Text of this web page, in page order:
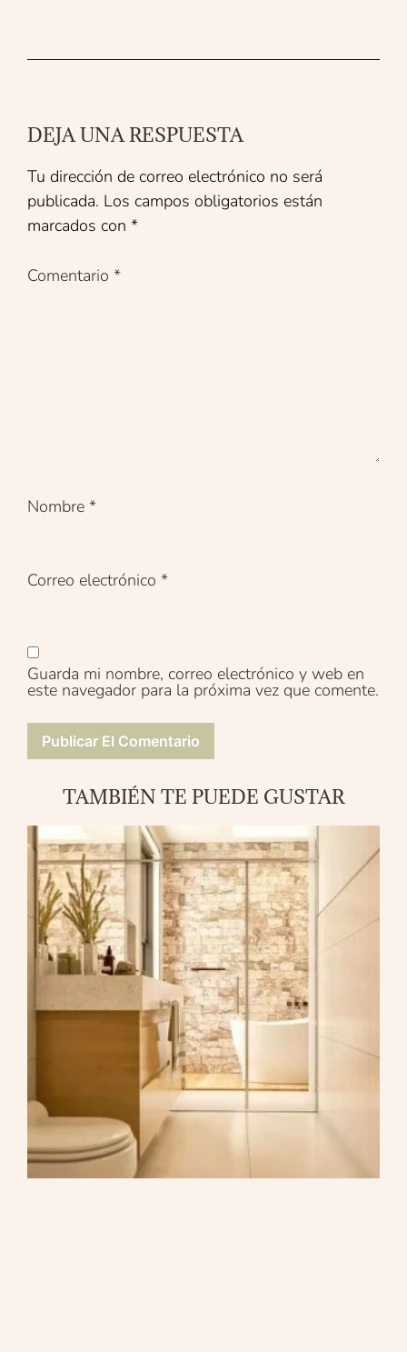
DEJA UNA RESPUESTA
Tu dirección de correo electrónico no será
publicada. Los campos obligatorios están
marcados con *
Comentario *
Nombre *
Correo electrónico *
Guarda mi nombre, correo electrónico y web en
este navegador para la próxima vez que comente.
TAMBIÉN TE PUEDE GUSTAR